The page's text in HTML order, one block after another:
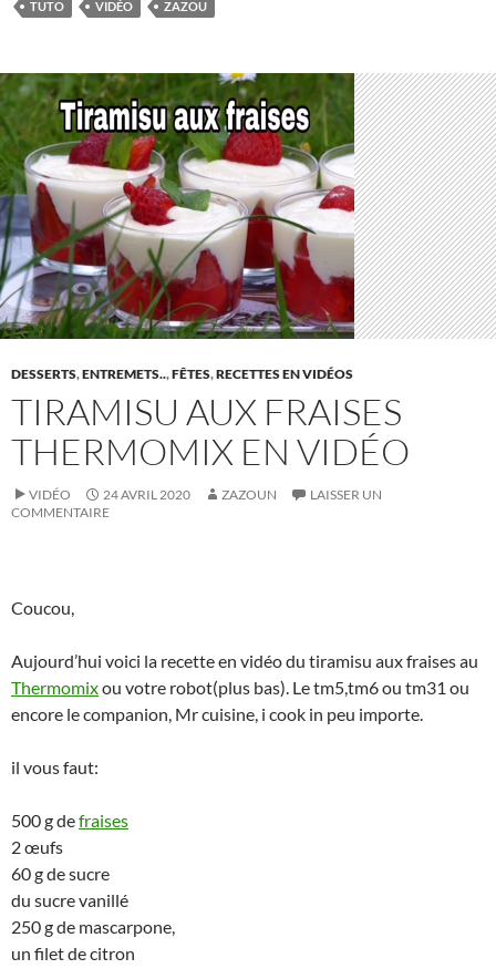
TUTO VIDÉO ZAZOU
DESSERTS,ENTREMETS..,FÊTES,RECETTES EN VIDÉOS
TIRAMISU AUX FRAISES
THERMOMIX EN VIDÉO
VIDÉO 24 AVRIL 2020 ZAZOUN
LAISSER UN
COMMENTAIRE
Coucou,
Aujourd’hui voici la recette en vidéo du tiramisu aux fraises au
Thermomixou votre robot(plus bas). Le tm5,tm6 ou tm31 ou
encore le companion, Mr cuisine, i cook in peu importe.
il vous faut:
500 g defraises
2 œufs
60 g de sucre
du sucre vanillé
250 g de mascarpone,
un filet de citron